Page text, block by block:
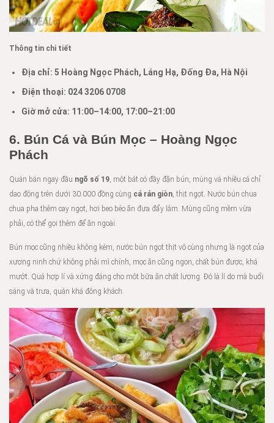
Thông tin chi tiết
Địa chỉ: 5 Hoàng Ngọc Phách, Láng Hạ, Đống Đa, Hà Nội
Điện thoại: 024 3206 0708
Giờ mở cửa: 11:00–14:00, 17:00–21:00
6. Bún Cá và Bún Mọc – Hoàng Ngọc
Phách
Quán bán ngay đầu ngõ số 19, một bát có đầy đặn bún, mùng và nhiều cá chỉ
dao động trên dưới 30.000 đồng cùng cá rán giòn, thịt ngọt. Nước bún chua
chua pha thêm cay ngọt, hơi beo béo ăn đưa đẩy lắm. Mùng cũng mềm vừa
phải, có thể gọi thêm để ăn ngoài.
Bún mọc cũng nhiều không kém, nước bún ngọt thịt vô cùng nhưng là ngọt của
xương ninh chứ không phải mì chính, mọc ăn cũng ngon, chất bún được, khá
mướt. Quá hợp lí và xứng đáng cho một bữa ăn chất lượng. Đó là lí do mà buổi
sáng và trưa, quán khá đông khách.